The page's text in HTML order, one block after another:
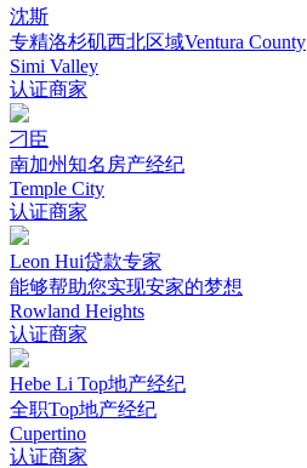
沈斯
专精洛杉矶西北区域Ventura County
Simi Valley
认证商家
刁臣
南加州知名房产经纪
Temple City
认证商家
Leon Hui贷款专家
能够帮助您实现安家的梦想
Rowland Heights
认证商家
Hebe Li Top地产经纪
全职Top地产经纪
Cupertino
认证商家